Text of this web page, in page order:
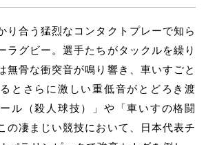
り合う猛烈なコンタクトプレーで知ら
ラグビー。選手たちがタックルを繰り
無骨な衝突音が鳴り響き、車いすごと
とさらに激しい重低音がとどろき渡
ル（殺人球技）」や「車いすの格闘
の凄まじい競技において、日本代表チ